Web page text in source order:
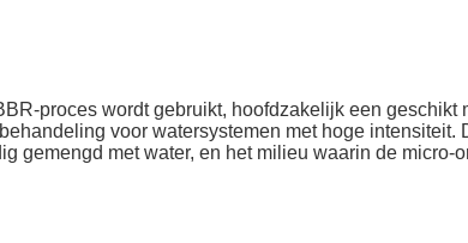
proces wordt gebruikt, hoofdzakelijk een
voor watersystemen met hoge
gemengd met water, en het milieu waarin de